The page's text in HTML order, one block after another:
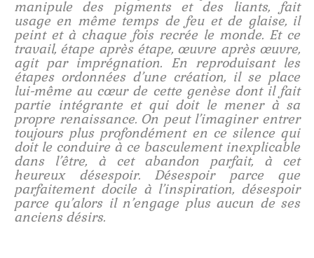
manipule des pigments et des liants, fait
usage en même temps de feu et de glaise, il
peint et à chaque fois recrée le monde. Et ce
travail, étape après étape, œuvre après œuvre,
agit par imprégnation. En reproduisant les
étapes ordonnées d’une création, il se place
lui-même au cœur de cette genèse dont il fait
partie intégrante et qui doit le mener à sa
propre renaissance. On peut l’imaginer entrer
toujours plus profondément en ce silence qui
doit le conduire à ce basculement inexplicable
dans l’être, à cet abandon parfait, à cet
heureux désespoir. Désespoir parce que
parfaitement docile à l’inspiration, désespoir
parce qu’alors il n’engage plus aucun de ses
anciens désirs.